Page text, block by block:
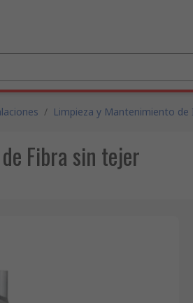
/ Limpieza y Mantenimiento de
Fibra sin tejer